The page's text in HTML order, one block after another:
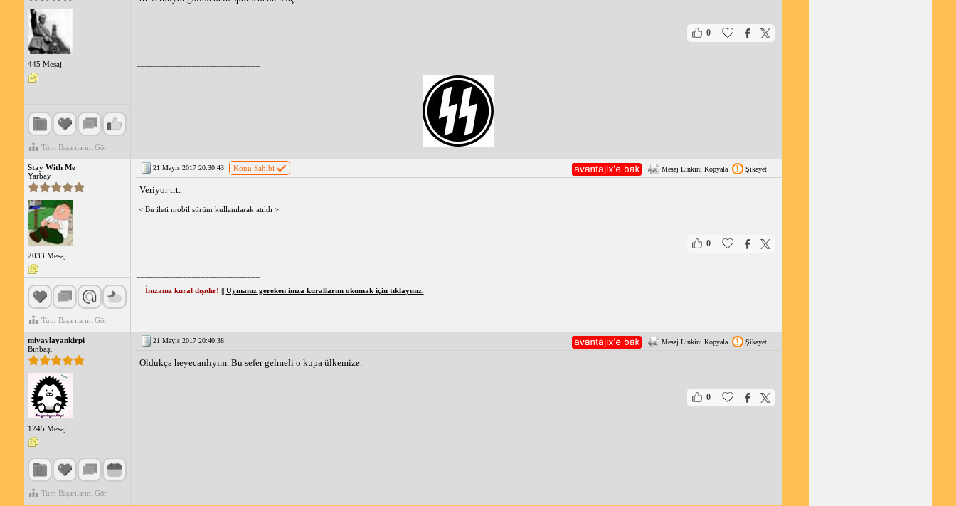
445 Mesaj
Tüm Başarılarını Gör
0
Stay With Me
Yarbay
2033 Mesaj
Tüm Başarılarını Gör
21 Mayıs 2017 20:30:43 Konu Sahibi Mesaj Linkini Kopyala Şikayet
Veriyor trt.
< Bu ileti mobil sürüm kullanılarak atıldı >
0
İmzanız kural dışıdır! || Uymanız gereken imza kurallarını okumak için tıklayınız.
miyavlayankirpi
Binbaşı
1245 Mesaj
Tüm Başarılarını Gör
21 Mayıs 2017 20:40:38 Mesaj Linkini Kopyala Şikayet
Oldukça heyecanlıyım. Bu sefer gelmeli o kupa ülkemize.
0